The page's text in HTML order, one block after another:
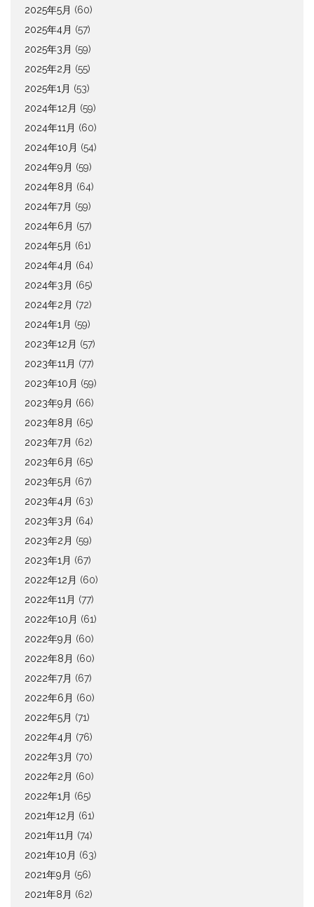
2025年5月 (60)
2025年4月 (57)
2025年3月 (59)
2025年2月 (55)
2025年1月 (53)
2024年12月 (59)
2024年11月 (60)
2024年10月 (54)
2024年9月 (59)
2024年8月 (64)
2024年7月 (59)
2024年6月 (57)
2024年5月 (61)
2024年4月 (64)
2024年3月 (65)
2024年2月 (72)
2024年1月 (59)
2023年12月 (57)
2023年11月 (77)
2023年10月 (59)
2023年9月 (66)
2023年8月 (65)
2023年7月 (62)
2023年6月 (65)
2023年5月 (67)
2023年4月 (63)
2023年3月 (64)
2023年2月 (59)
2023年1月 (67)
2022年12月 (60)
2022年11月 (77)
2022年10月 (61)
2022年9月 (60)
2022年8月 (60)
2022年7月 (67)
2022年6月 (60)
2022年5月 (71)
2022年4月 (76)
2022年3月 (70)
2022年2月 (60)
2022年1月 (65)
2021年12月 (61)
2021年11月 (74)
2021年10月 (63)
2021年9月 (56)
2021年8月 (62)